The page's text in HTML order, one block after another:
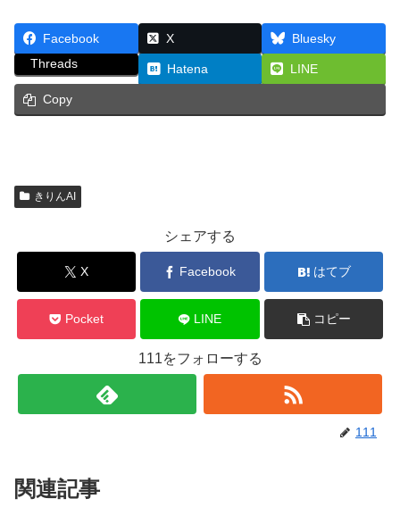
Facebook X
Bluesky
Threads
Hatena LINE
Copy
きりんAI
シェアする
X Facebook はてブ
Pocket LINE コピー
111をフォローする
111
関連記事